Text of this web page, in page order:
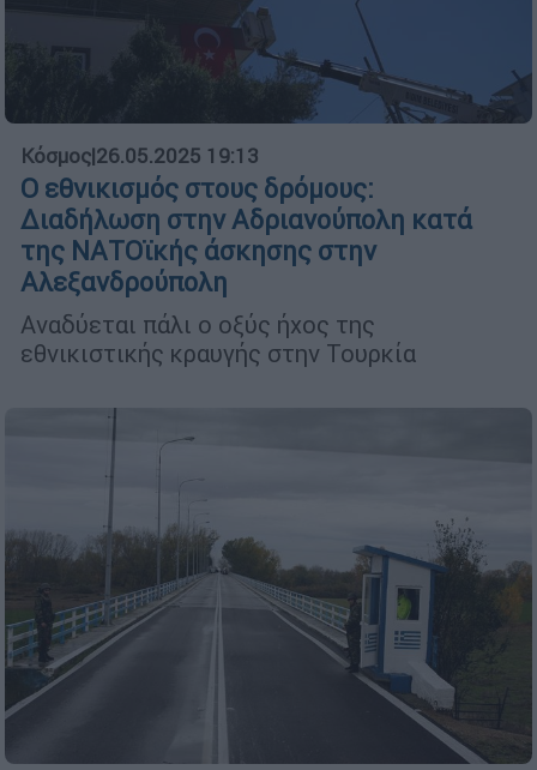
Κόσμος|26.05.2025 19:13
Ο εθνικισμός στους δρόμους:
Διαδήλωση στην Αδριανούπολη κατά
της ΝΑΤΟϊκής άσκησης στην
Αλεξανδρούπολη
Αναδύεται πάλι ο οξύς ήχος της
εθνικιστικής κραυγής στην Τουρκία